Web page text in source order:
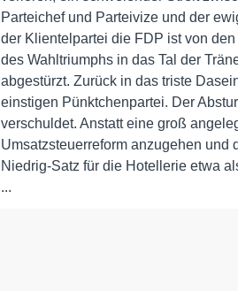
Parteichef und Parteivize und der
der Klientelpartei die FDP ist von
des Wahltriumphs in das Tal der
abgestürzt. Zurück in das triste
einstigen Pünktchenpartei. Der
verschuldet. Anstatt eine groß
Umsatzsteuerreform anzugehen und
Niedrig-Satz für die Hotellerie etwa
...